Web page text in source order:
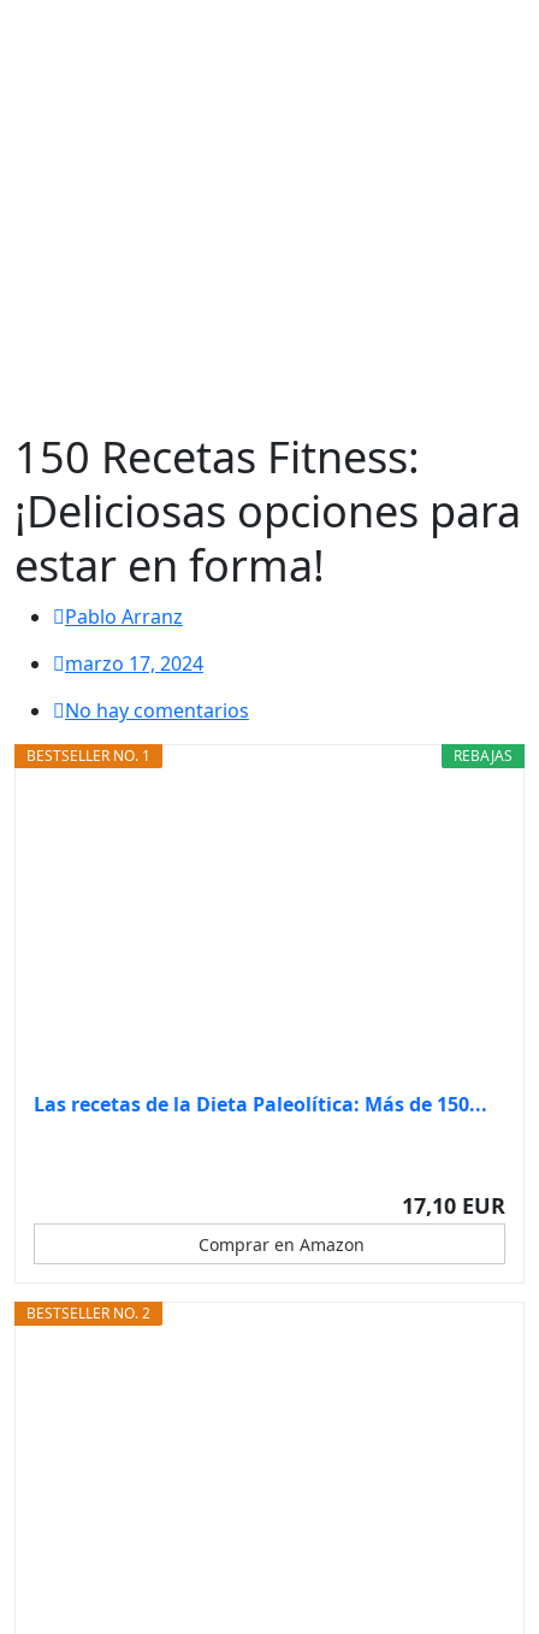
150 Recetas Fitness:
¡Deliciosas opciones para
estar en forma!
Pablo Arranz
marzo 17, 2024
No hay comentarios
REBAJAS
BESTSELLER NO. 1
Las recetas de la Dieta Paleolítica: Más de 150...
17,10 EUR
Comprar en Amazon
BESTSELLER NO. 2